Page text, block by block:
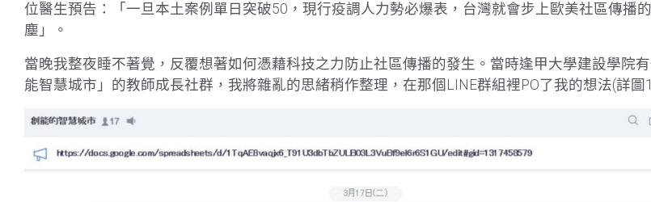
位醫生預告：「一旦本土案例單日突破50，現行疫調人力勢必爆表，台灣就會步上歐美社區傳播
塵」。
當晚我整夜睡不著覺，反覆想著如何憑藉科技之力防止社區傳播的發生。當時逢甲大學建設學院有
能智慧城市」的教師成長社群，我將雜亂的思緒稍作整理，在那個LINE群組裡PO了我的想法(詳圖